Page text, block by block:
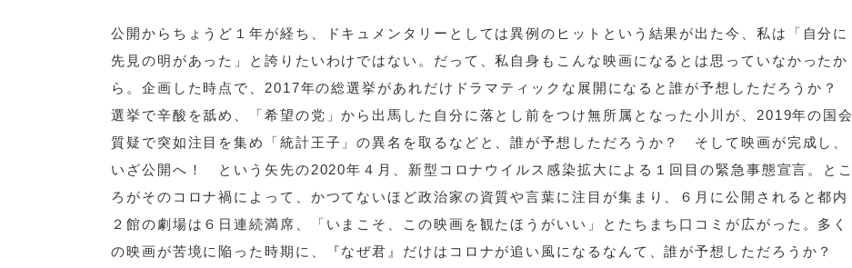
公開からちょうど１年が経ち、ドキュメンタリーとしては異例のヒットという結果が出た今、私は「自分に
先見の明があった」と誇りたいわけではない。だって、私自身もこんな映画になるとは思っていなかったか
ら。企画した時点で、2017年の総選挙があれだけドラマティックな展開になると誰が予想しただろうか？
選挙で辛酸を舐め、「希望の党」から出馬した自分に落とし前をつけ無所属となった小川が、2019年の国会
質疑で突如注目を集め「統計王子」の異名を取るなどと、誰が予想しただろうか？ そして映画が完成し、
いざ公開へ！ という矢先の2020年４月、新型コロナウイルス感染拡大による１回目の緊急事態宣言。とこ
ろがそのコロナ禍によって、かつてないほど政治家の資質や言葉に注目が集まり、６月に公開されると都内
２館の劇場は６日連続満席、「いまこそ、この映画を観たほうがいい」とたちまち口コミが広がった。多く
の映画が苦境に陥った時期に、『なぜ君』だけはコロナが追い風になるなんて、誰が予想しただろうか？